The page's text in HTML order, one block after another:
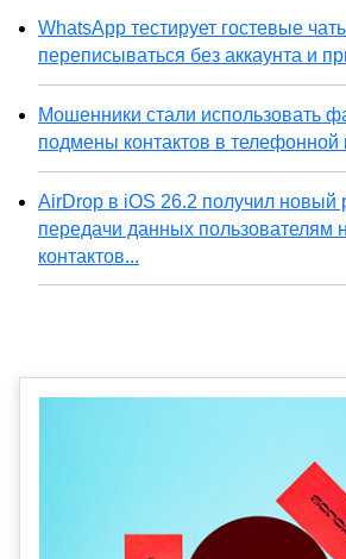
WhatsApp тестирует гостевые
переписываться без аккаунта и
Мошенники стали использовать
подмены контактов в телефонной
AirDrop в iOS 26.2 получил новый
передачи данных пользователям
контактов...